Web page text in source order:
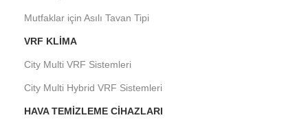
Mutfaklar için Asılı Tavan Tipi
VRF KLIMA
City Multi VRF Sistemleri
City Multi Hybrid VRF Sistemleri
HAVA TEMIZLEME CIHAZLARI